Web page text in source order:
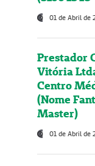
01 de Abril de
Prestador
Vitória
Centro
(Nome
Master)
01 de Abril de